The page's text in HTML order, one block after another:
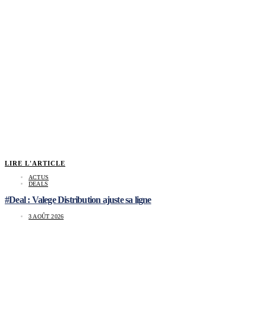
LIRE L'ARTICLE
ACTUS
DEALS
#Deal : Valege Distribution ajuste sa ligne
3 AOÛT 2026